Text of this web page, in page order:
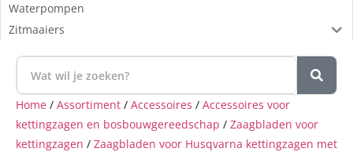
Waterpompen
Zitmaaiers
Home / Assortiment / Accessoires / Accessoires voor
kettingzagen en bosbouwgereedschap / Zaagbladen voor
kettingzagen / Zaagbladen voor Husqvarna kettingzagen met